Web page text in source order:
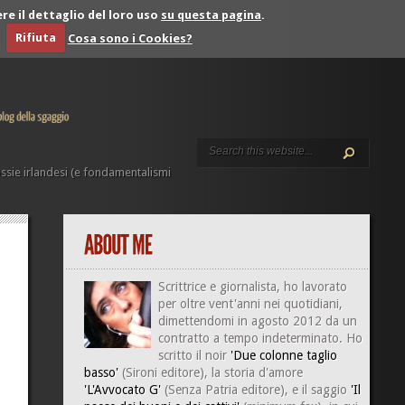
il dettaglio del loro uso su questa pagina.
Rifiuta
Cosa sono i Cookies?
irlandesi (e fondamentalismi
Scrittrice e giornalista, ho lavorato
per oltre vent'anni nei quotidiani,
dimettendomi in agosto 2012 da un
contratto a tempo indeterminato. Ho
scritto il noir 'Due colonne taglio
basso'(Sironi editore), la storia d'amore
'L'Avvocato G'(Senza Patria editore), e il saggio 'Il